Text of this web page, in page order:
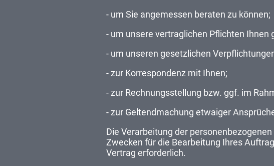
- um Sie angemessen beraten zu können;
- um unsere vertraglichen Pflichten Ihnen
- um unseren gesetzlichen
- zur Korrespondenz mit Ihnen;
- zur Rechnungsstellung bzw. ggf. im
- zur Geltendmachung etwaiger
Die Verarbeitung der
Zwecken für die Bearbeitung Ihres
Vertrag erforderlich.